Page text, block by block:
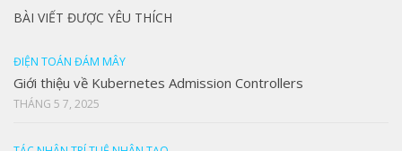
BÀI VIẾT ĐƯỢC YÊU THÍCH
ĐIỆN TOÁN ĐÁM MÂY
Giới thiệu về Kubernetes Admission Controllers
THÁNG 5 7, 2025